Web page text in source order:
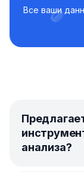
Все ваши
анализа?